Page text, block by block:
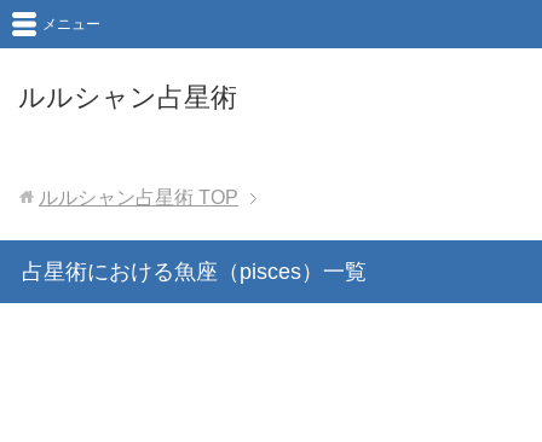
ルルシャン占星術
メニュー
ルルシャン占星術 TOP
占星術における魚座（pisces）一覧